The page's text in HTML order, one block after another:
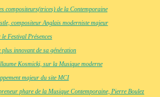
compositeurs(trices) de la Contemporaine
compositeur Anglais moderniste majeur
Festival Présences
innovant de sa génération
Kosmicki, sur la Musique moderne
majeur du site MCI
phare de la Musique Contemporaine, Pierre Boulez